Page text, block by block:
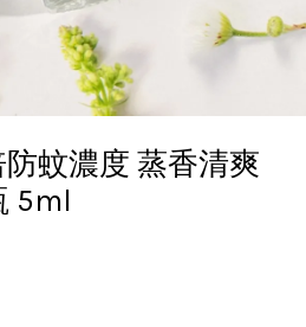
防蚊濃度 蒸香清爽
5ml